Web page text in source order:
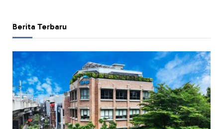
Berita Terbaru